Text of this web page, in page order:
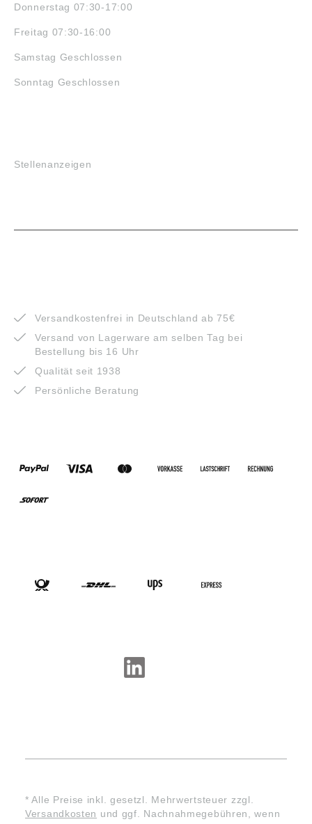
Donnerstag 07:30-17:00
Freitag 07:30-16:00
Samstag Geschlossen
Sonntag Geschlossen
Stellenanzeigen
Versandkostenfrei in Deutschland ab 75€
Versand von Lagerware am selben Tag bei
Bestellung bis 16 Uhr
Qualität seit 1938
Persönliche Beratung
* Alle Preise inkl. gesetzl. Mehrwertsteuer zzgl.
Versandkosten und ggf. Nachnahmegebühren, wenn